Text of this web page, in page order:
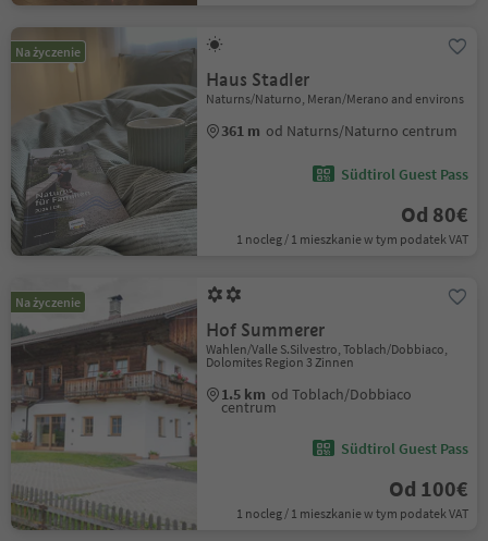
Na życzenie
Haus Stadler
Naturns/Naturno, Meran/Merano and environs
361 m od Naturns/Naturno centrum
Südtirol Guest Pass
Od 80€
1 nocleg / 1 mieszkanie w tym podatek VAT
Na życzenie
Hof Summerer
Wahlen/Valle S.Silvestro, Toblach/Dobbiaco,
Dolomites Region 3 Zinnen
1.5 km od Toblach/Dobbiaco
centrum
Südtirol Guest Pass
Od 100€
1 nocleg / 1 mieszkanie w tym podatek VAT